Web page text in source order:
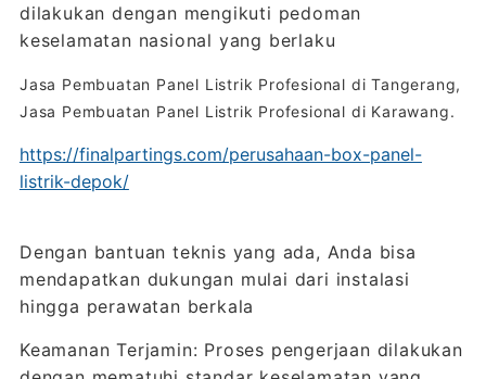
dilakukan dengan mengikuti pedoman
keselamatan nasional yang berlaku
Jasa Pembuatan Panel Listrik Profesional di Tangerang,
Jasa Pembuatan Panel Listrik Profesional di Karawang.
https://finalpartings.com/perusahaan-box-panel-
listrik-depok/
Dengan bantuan teknis yang ada, Anda bisa
mendapatkan dukungan mulai dari instalasi
hingga perawatan berkala
Keamanan Terjamin: Proses pengerjaan dilakukan